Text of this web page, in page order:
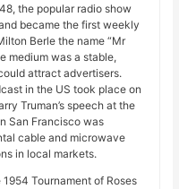
the popular radio show
became the first weekly
Berle the name “Mr
medium was a stable,
attract advertisers.
in the US took place on
Truman’s speech at the
San Francisco was
cable and microwave
in local markets.
Tournament of Roses